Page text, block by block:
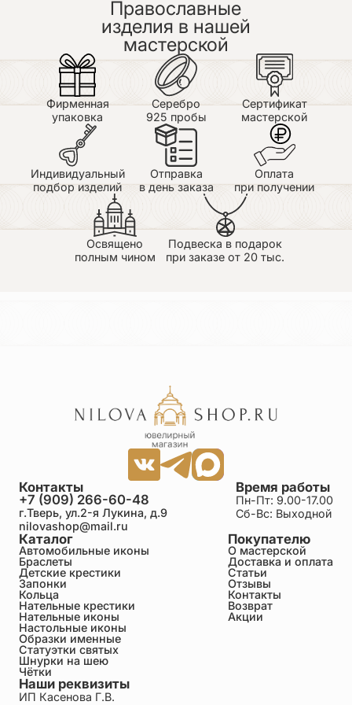
Православные
изделия в нашей
мастерской
Фирменная
упаковка
Серебро
925 пробы
Сертификат
мастерской
Индивидуальный
подбор изделий
Отправка
в день заказа
Оплата
при получении
Освящено
полным чином
Подвеска в подарок
при заказе от 20 тыс.
Каталог
Автомобильные иконы
Браслеты
Детские крестики
Запонки
Кольца
Нательные крестики
Нательные иконы
Настольные иконы
Образки именные
Статуэтки святых
Шнурки на шею
Чётки
Покупателю
О мастерской
Доставка и оплата
Статьи
Отзывы
Контакты
Возврат
Акции
Время работы
Пн-Пт: 9.00-17.00
Сб-Вс: Выходной
Контакты
+7 (909) 266-60-48
г.Тверь, ул.2-я Лукина, д.9
nilovashop@mail.ru
Наши реквизиты
ИП Касенова Г.В.